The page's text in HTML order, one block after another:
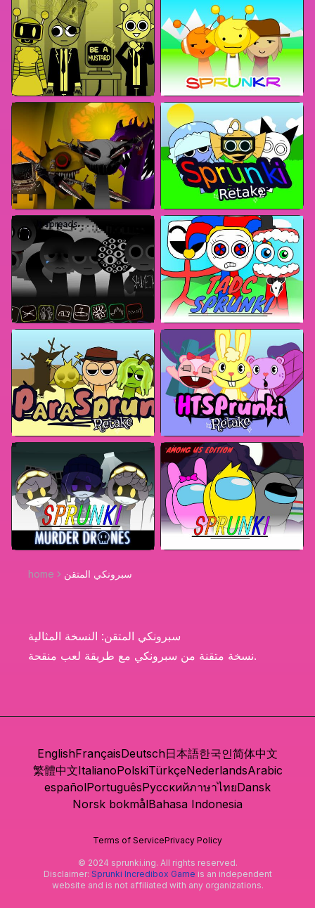
home سبرونكي المتقن
سبرونكي المتقن: النسخة المثالية
نسخة متقنة من سبرونكي مع طريقة لعب منقحة.
EnglishFrançaisDeutsch日本語한국인简体中文
繁體中文ItalianoPolskiTürkçeNederlandsArabic
españolPortuguêsРусскийภาษาไทยDansk
Norsk bokmålBahasa Indonesia
Terms of ServicePrivacy Policy
© 2024 sprunki.ing. All rights reserved.
Disclaimer: Sprunki Incredibox Game is an independent
website and is not affiliated with any organizations.